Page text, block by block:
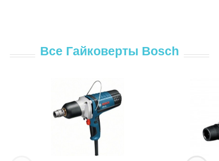
Все Гайковерты Bosch